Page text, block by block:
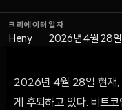
크리에이터
Heny
일자
2026년 4월 28일
2026년 4월 28일 현재,
게 후퇴하고 있다. 비트